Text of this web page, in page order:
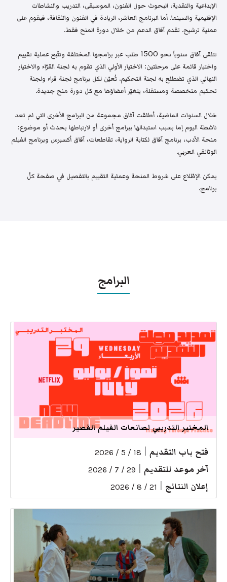
الإبداعية والنقدية، البحوث حول الفنون، الموسيقى، التدريب والنشاطات
الإقليمية والسينما. أما البرنامج العاشر، الريادة في الفنون والثقافة، فيقوم على
عملية ترشيح. تقدم آفاق الدعم من خلال دورة المنح فقط.
تتلقى آفاق سنوياً نحو 1500 طلب عبر برامجها المختلفة وتتّبع عملية تقييم
واختيار قائمة على مرحلتين: الاختيار الأولي الذي تقوم به لجنة القرّاء والاختيار
النهائي الذي تضطلع به لجنة التحكيم. تُعيّن لكل برنامج لجنة قراء ولجنة
تحكيم متخصصة ومستقلة، يتغيّر أعضاؤها مع كل دورة منح جديدة.
خلال السنوات الماضية، أطلقت آفاق مجموعة من البرامج الأخرى التي لم تعد
ناشطة اليوم إما بسبب استبدالها ببرامج أخرى أو لارتباطها بحدث أو موضوع:
منحة الأدب، برنامج آفاق لكتابة الرواية، تقاطعات، آفاق أكسبرس وبرنامج الفيلم
الوثائقي العربي.
يمكن الإطّلاع على شروط المنحة وعملية التقييم بالتفصيل في صفحة كلّ
برنامج.
البرامج
المختبر التدريبي لصانعات الفيلم القصير
فتح باب التقديم 18 / 5 / 2026
آخر موعد للتقديم 29 / 7 / 2026
إعلان النتائج 21 / 8 / 2026